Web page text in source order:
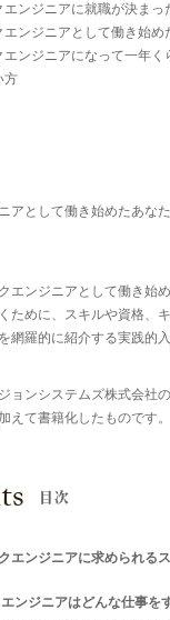
エンジニアに就職が決まっ
エンジニアとして働き始め
エンジニアになって一年
方
アとして働き始めたあな
エンジニアとして働き始
ために、スキルや資格、
網羅的に紹介する実践的入
ョンシステムズ株式会社
えて書籍化したものです。
目次
エンジニアに求められる
ンジニアはどんな仕事を